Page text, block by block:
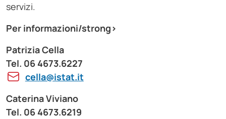
servizi.
Per informazioni/strong>
Patrizia Cella
Tel. 06 4673.6227
cella@istat.it
Caterina Viviano
Tel. 06 4673.6219